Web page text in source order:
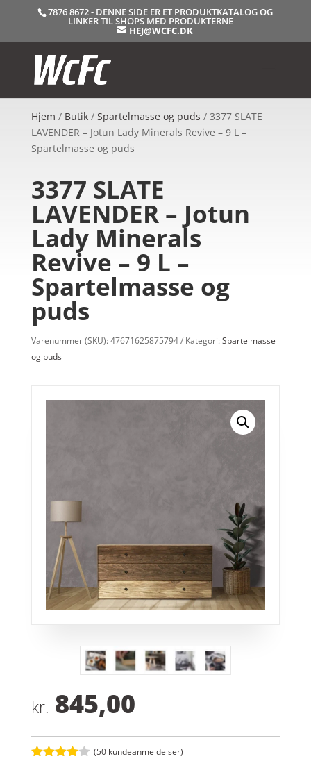
7876 8672 - DENNE SIDE ER ET PRODUKTKATALOG OG
LINKER TIL SHOPS MED PRODUKTERNE
HEJ@WCFC.DK
Hjem / Butik/ Spartelmasse og puds / 3377 SLATE
LAVENDER – Jotun Lady Minerals Revive – 9 L –
Spartelmasse og puds
3377 SLATE
LAVENDER – Jotun
Lady Minerals
Revive – 9 L –
Spartelmasse og
puds
Varenummer (SKU):47671625875794 Kategori:Spartelmasse
og puds
kr. 845,00
(50 kundeanmeldelser)